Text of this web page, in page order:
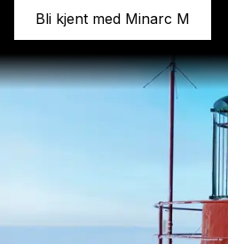
Bli kjent med Minarc M